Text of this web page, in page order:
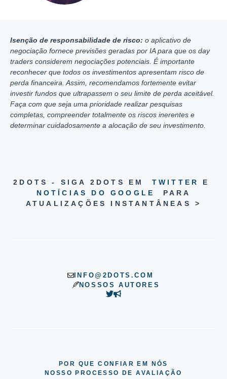
Isenção de responsabilidade de risco: o aplicativo de
negociação fornece previsões geradas por IA para que os day
traders considerem negociações potenciais. É importante
reconhecer que todos os investimentos apresentam risco de
perda financeira. Assim, recomendamos fortemente evitar
investir fundos que ultrapassem o seu limite de perda aceitável.
Faça com que seja uma prioridade realizar pesquisas
completas, compreender totalmente os riscos inerentes e
determinar cuidadosamente a alocação de seu investimento.
2DOTS - SIGA 2DOTS EM TWITTER
E
NOTÍCIAS DO GOOGLE
PARA
ATUALIZAÇÕES INSTANTÂNEAS >
INFO@2DOTS.COM
NOSSOS AUTORES
POR QUE CONFIAR EM NÓS
NOSSO PROCESSO DE AVALIAÇÃO